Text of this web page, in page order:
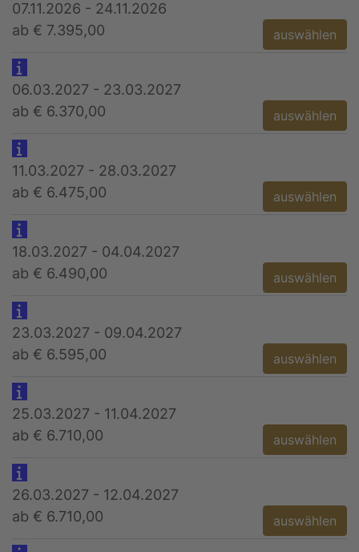
07.11.2026 - 24.11.2026
ab € 7.395,00
auswählen
06.03.2027 - 23.03.2027
ab € 6.370,00
auswählen
11.03.2027 - 28.03.2027
ab € 6.475,00
auswählen
18.03.2027 - 04.04.2027
ab € 6.490,00
auswählen
23.03.2027 - 09.04.2027
ab € 6.595,00
auswählen
25.03.2027 - 11.04.2027
ab € 6.710,00
auswählen
26.03.2027 - 12.04.2027
ab € 6.710,00
auswählen